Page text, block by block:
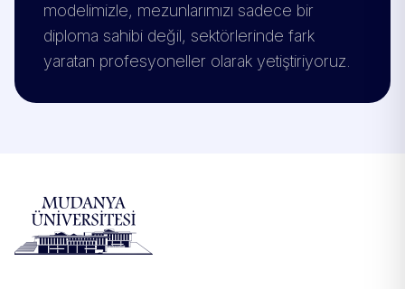
modelimizle, mezunlarımızı sadece bir
diploma sahibi değil, sektörlerinde fark
yaratan profesyoneller olarak yetiştiriyoruz.